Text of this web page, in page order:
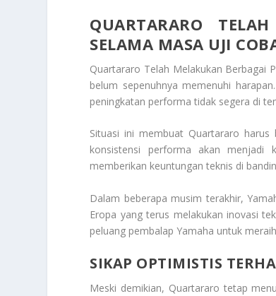
QUARTARARO
SELAMA MASA UJI
Quartararo Telah Melakukan Berbagai
belum sepenuhnya memenuhi
peningkatan performa tidak segera di
Situasi ini membuat Quartararo
konsistensi performa akan
memberikan keuntungan teknis di
Dalam beberapa musim terakhir,
Eropa yang terus melakukan inovasi
peluang pembalap Yamaha untuk
SIKAP OPTIMISTIS
Meski demikian, Quartararo tetap